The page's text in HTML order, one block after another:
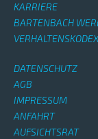
KARRIERE
BARTENBACH
VERHALTENSKODEX
DATENSCHUTZ
AGB
IMPRESSUM
ANFAHRT
AUFSICHTSRAT